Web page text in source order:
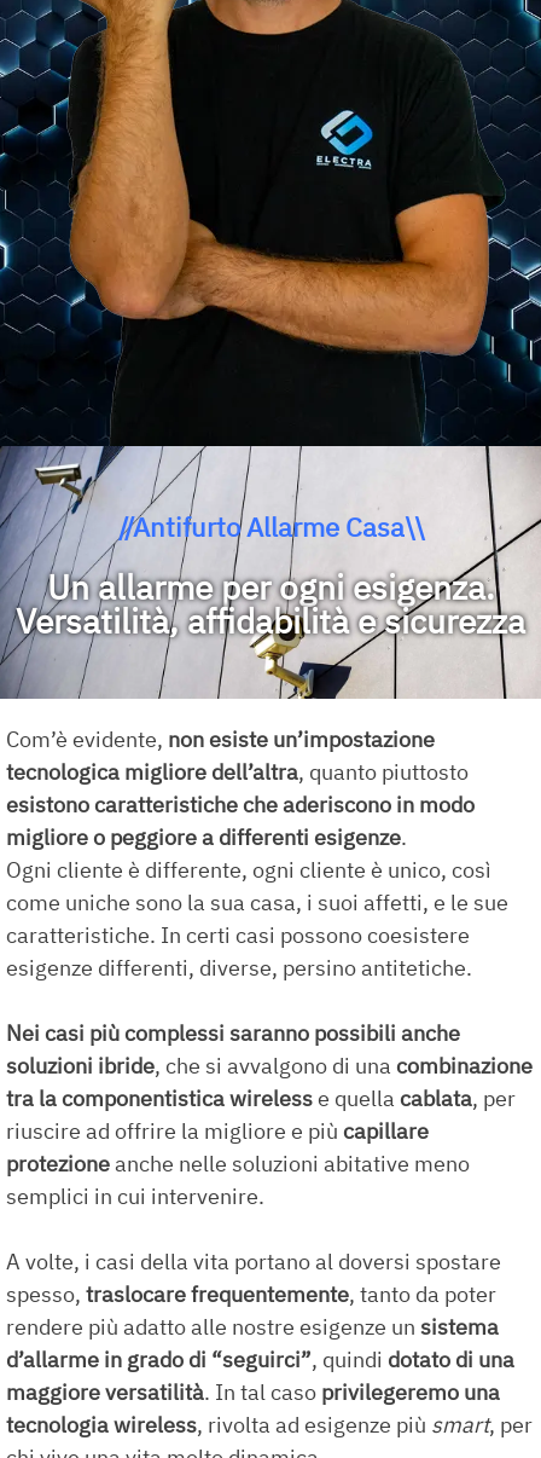
//Antifurto Allarme Casa\\
Un allarme per ogni esigenza.
Versatilità, affidabilità e sicurezza
Com’è evidente, non esiste un’impostazione
tecnologica migliore dell’altra, quanto piuttosto
esistono caratteristiche che aderiscono in modo
migliore o peggiore a differenti esigenze.
Ogni cliente è differente, ogni cliente è unico, così
come uniche sono la sua casa, i suoi affetti, e le sue
caratteristiche. In certi casi possono coesistere
esigenze differenti, diverse, persino antitetiche.
Nei casi più complessi saranno possibili anche
soluzioni ibride, che si avvalgono di una combinazione
tra la componentisticawirelesse quella cablata, per
riuscire ad offrire la migliore e più capillare
protezioneanche nelle soluzioni abitative meno
semplici in cui intervenire.
A volte, i casi della vita portano al doversi spostare
spesso, traslocare frequentemente, tanto da poter
rendere più adatto alle nostre esigenze un sistema
d’allarme in grado di “seguirci”, quindi dotato di una
maggiore versatilità. In tal caso privilegeremo una
tecnologiawireless, rivolta ad esigenze più smart, per